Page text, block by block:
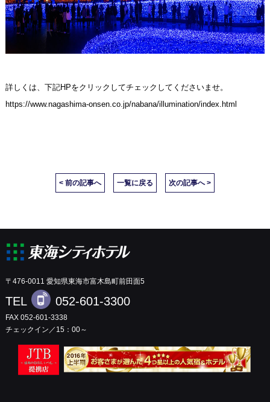
詳しくは、下記HPをクリックしてチェックしてくださいませ。
https://www.nagashima-onsen.co.jp/nabana/illumination/index.html
< 前の記事へ 一覧に戻る 次の記事へ >
〒476-0011 愛知県東海市富木島町前田面5
TEL 052-601-3300
FAX 052-601-3338
チェックイン／15：00～